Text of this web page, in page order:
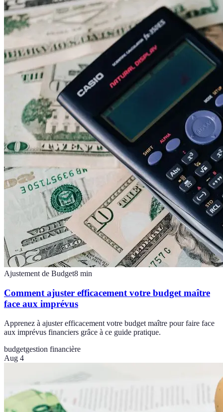
Ajustement de Budget8 min
Comment ajuster efficacement votre budget maître
face aux imprévus
Apprenez à ajuster efficacement votre budget maître pour faire face
aux imprévus financiers grâce à ce guide pratique.
budgetgestion financière
Aug 4